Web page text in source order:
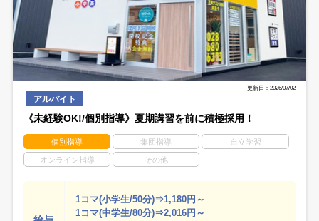
更新日：2026/07/02
アルバイト
《未経験OK!/個別指導》夏期講習を前に積極採用！
個別指導 集団指導 自立学習
オンライン指導 その他
1コマ(小学生/50分)⇒1,180円～
1コマ(中学生/80分)⇒2,016円～